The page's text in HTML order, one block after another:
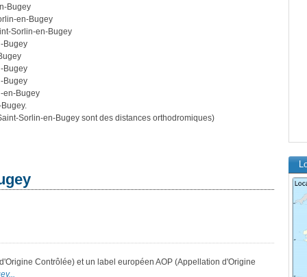
Bugey
en-Bugey
Sorlin-en-Bugey
Bugey
Bugey
Bugey
en-Bugey
Sorlin-en-Bugey sont des distances orthodromiques)
Contrôlée) et un label européen AOP (Appellation d'Origine